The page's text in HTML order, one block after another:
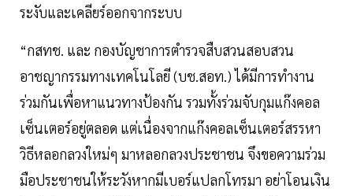
ระงับและเคลียร์ออกจากระบบ
“กสทช. และ กองบัญชาการตำรวจสืบสวนสอบสวน
อาชญากรรมทางเทคโนโลยี (บช.สอท.) ได้มีการทำงาน
ร่วมกันเพื่อหาแนวทางป้องกัน รวมทั้งร่วมจับกุมแก๊งคอล
เซ็นเตอร์อยู่ตลอด แต่เนื่องจากแก๊งคอลเซ็นเตอร์สรรหา
วิธีหลอกลวงใหม่ๆ มาหลอกลวงประชาชน จึงขอความร่วม
มือประชาชนให้ระวังหากมีเบอร์แปลกโทรมา อย่าโอนเงิน